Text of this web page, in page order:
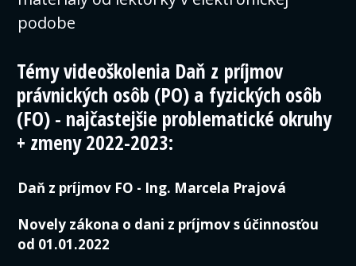
podobe
Témy videoškolenia Daň z príjmov
právnických osôb (PO) a fyzických osôb
(FO) - najčastejšie problematické okruhy
+ zmeny 2022-2023:
Daň z príjmov FO - Ing. Marcela Prajová
Novely zákona o dani z príjmov s účinnosťou
od 01.01.2022